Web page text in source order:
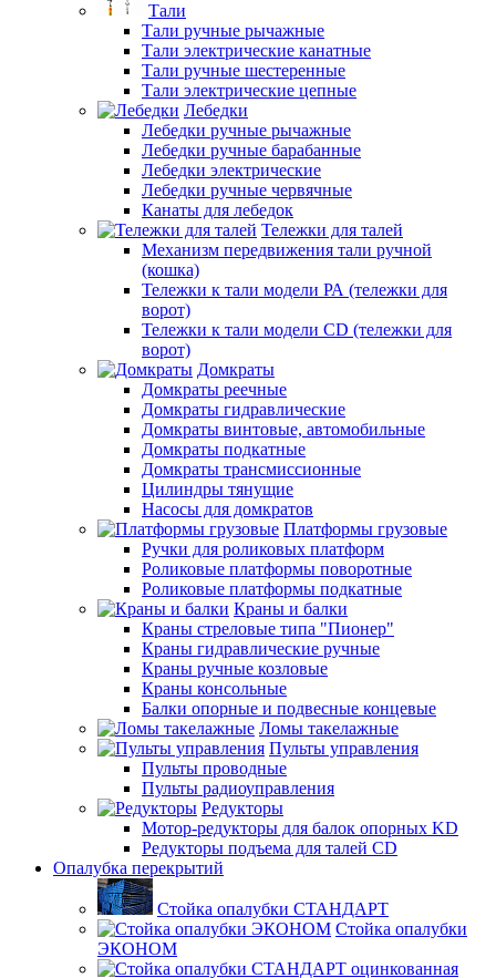
Тали
Тали ручные рычажные
Тали электрические канатные
Тали ручные шестеренные
Тали электрические цепные
Лебедки
Лебедки ручные рычажные
Лебедки ручные барабанные
Лебедки электрические
Лебедки ручные червячные
Канаты для лебедок
Тележки для талей
Механизм передвижения тали ручной
(кошка)
Тележки к тали модели РА (тележки для
ворот)
Тележки к тали модели CD (тележки для
ворот)
Домкраты
Домкраты реечные
Домкраты гидравлические
Домкраты винтовые, автомобильные
Домкраты подкатные
Домкраты трансмиссионные
Цилиндры тянущие
Насосы для домкратов
Платформы грузовые
Ручки для роликовых платформ
Роликовые платформы поворотные
Роликовые платформы подкатные
Краны и балки
Краны стреловые типа "Пионер"
Краны гидравлические ручные
Краны ручные козловые
Краны консольные
Балки опорные и подвесные концевые
Ломы такелажные
Пульты управления
Пульты проводные
Пульты радиоуправления
Редукторы
Мотор-редукторы для балок опорных KD
Редукторы подъема для талей CD
Опалубка перекрытий
Стойка опалубки СТАНДАРТ
Стойка опалубки
ЭКОНОМ